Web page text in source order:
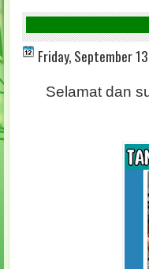
Friday, September
Selamat dan